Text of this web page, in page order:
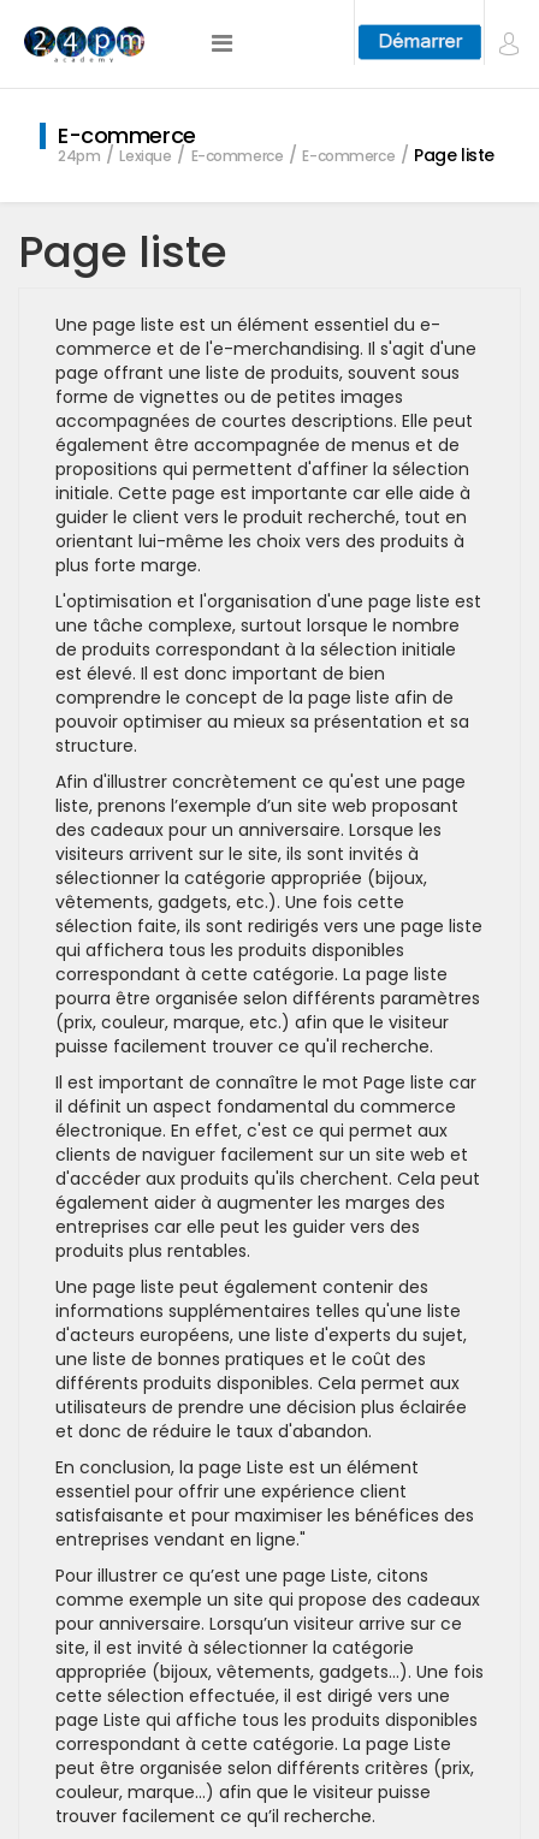
E-commerce
24pm Lexique E-commerce E-commerce Page liste
Page liste
Une page liste est un élément essentiel du e-
commerce et de l'e-merchandising. Il s'agit d'une
page offrant une liste de produits, souvent sous
forme de vignettes ou de petites images
accompagnées de courtes descriptions. Elle peut
également être accompagnée de menus et de
propositions qui permettent d'affiner la sélection
initiale. Cette page est importante car elle aide à
guider le client vers le produit recherché, tout en
orientant lui-même les choix vers des produits à
plus forte marge.
L'optimisation et l'organisation d'une page liste est
une tâche complexe, surtout lorsque le nombre
de produits correspondant à la sélection initiale
est élevé. Il est donc important de bien
comprendre le concept de la page liste afin de
pouvoir optimiser au mieux sa présentation et sa
structure.
Afin d'illustrer concrètement ce qu'est une page
liste, prenons l’exemple d’un site web proposant
des cadeaux pour un anniversaire. Lorsque les
visiteurs arrivent sur le site, ils sont invités à
sélectionner la catégorie appropriée (bijoux,
vêtements, gadgets, etc.). Une fois cette
sélection faite, ils sont redirigés vers une page liste
qui affichera tous les produits disponibles
correspondant à cette catégorie. La page liste
pourra être organisée selon différents paramètres
(prix, couleur, marque, etc.) afin que le visiteur
puisse facilement trouver ce qu'il recherche.
Il est important de connaître le mot Page liste car
il définit un aspect fondamental du commerce
électronique. En effet, c'est ce qui permet aux
clients de naviguer facilement sur un site web et
d'accéder aux produits qu'ils cherchent. Cela peut
également aider à augmenter les marges des
entreprises car elle peut les guider vers des
produits plus rentables.
Une page liste peut également contenir des
informations supplémentaires telles qu'une liste
d'acteurs européens, une liste d'experts du sujet,
une liste de bonnes pratiques et le coût des
différents produits disponibles. Cela permet aux
utilisateurs de prendre une décision plus éclairée
et donc de réduire le taux d'abandon.
En conclusion, la page Liste est un élément
essentiel pour offrir une expérience client
satisfaisante et pour maximiser les bénéfices des
entreprises vendant en ligne."
Pour illustrer ce qu’est une page Liste, citons
comme exemple un site qui propose des cadeaux
pour anniversaire. Lorsqu’un visiteur arrive sur ce
site, il est invité à sélectionner la catégorie
appropriée (bijoux, vêtements, gadgets...). Une fois
cette sélection effectuée, il est dirigé vers une
page Liste qui affiche tous les produits disponibles
correspondant à cette catégorie. La page Liste
peut être organisée selon différents critères (prix,
couleur, marque...) afin que le visiteur puisse
trouver facilement ce qu’il recherche.